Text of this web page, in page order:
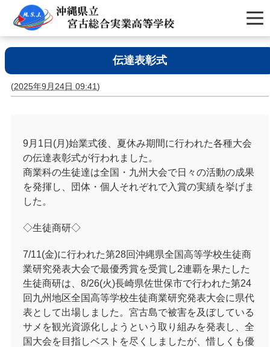
伝達表彰式
(2025年9月24日 09:41)
9月1日(月)始業式後、夏休み期間に行われた各種大会
の伝達表彰式が行われました。
商業科の生徒達は全国・九州大会で日々の活動の成果
を発揮し、団体・個人それぞれで入賞の実績を挙げま
した。
◇生徒商研◇
7/11(金)に行われた第28回沖縄県全国高等学校生徒商
業研究発表大会で最優秀賞を受賞し2連覇を果たした
生徒商研は、 8/26(火)長崎県佐世保市で行われた第24
回九州地区全国高等学校生徒商業研究発表大会に県代
表として出場しました。宮古島で被害を及ぼしている
サメを観光資源化しようという取り組みを発表し、全
国大会を目指しベストを尽くしましたが、惜しくも優